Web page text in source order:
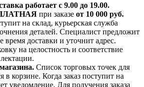
работает с 9.00 до 19.00.
при заказе от 10 000 руб.
на склад, курьерская служба
деталей. Специалист предложит
время доставки и уточнит адрес.
на целостность и соответствие
Список торговых точек для
в корзине. Когда заказ поступит на
уведомление. Для получения заказа